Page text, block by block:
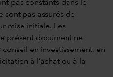
pas constants dans le
sont pas assurés de
mise initiale. Les
présent document ne
en investissement, en
à l’achat ou à la